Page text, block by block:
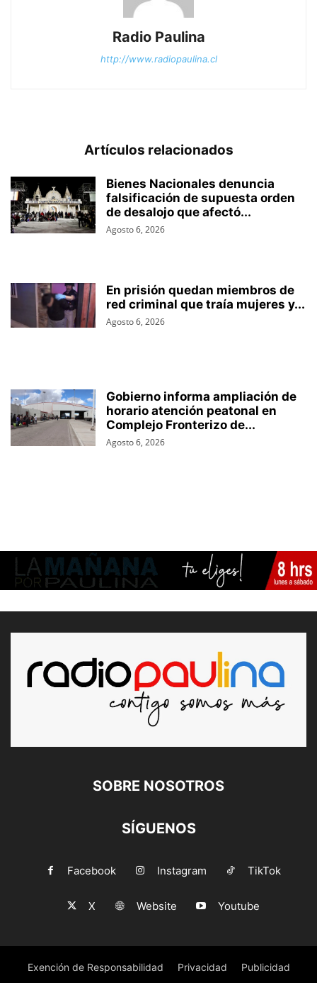
Radio Paulina
http://www.radiopaulina.cl
Artículos relacionados
Bienes Nacionales denuncia
falsificación de supuesta orden
de desalojo que afectó...
Agosto 6, 2026
En prisión quedan miembros de
red criminal que traía mujeres y...
Agosto 6, 2026
Gobierno informa ampliación de
horario atención peatonal en
Complejo Fronterizo de...
Agosto 6, 2026
SOBRE NOSOTROS
SÍGUENOS
Facebook Instagram TikTok
X Website Youtube
Exención de Responsabilidad Privacidad Publicidad